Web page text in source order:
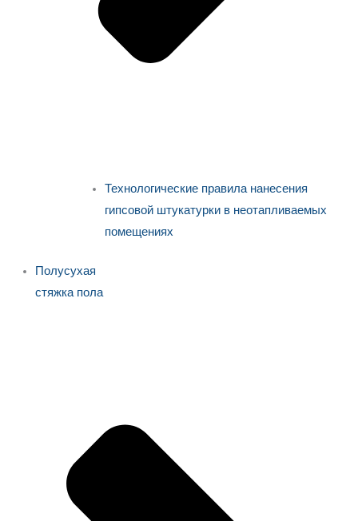
Технологические правила нанесения
гипсовой штукатурки в неотапливаемых
помещениях
Полусухая
стяжка пола